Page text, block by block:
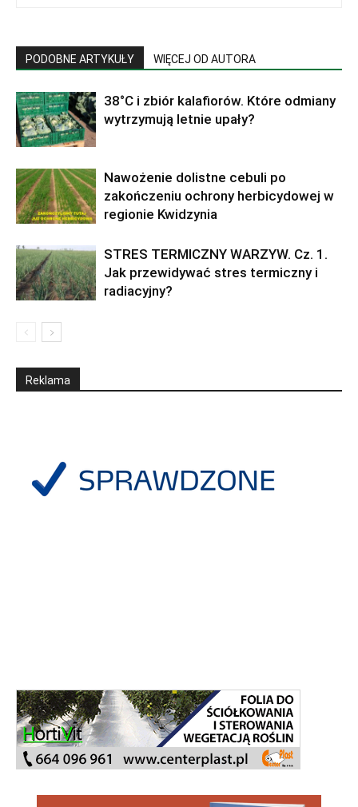
PODOBNE ARTYKUŁY WIĘCEJ OD AUTORA
38°C i zbiór kalafiorów. Które odmiany
wytrzymują letnie upały?
Nawożenie dolistne cebuli po
zakończeniu ochrony herbicydowej w
regionie Kwidzynia
STRES TERMICZNY WARZYW. Cz. 1.
Jak przewidywać stres termiczny i
radiacyjny?
Reklama